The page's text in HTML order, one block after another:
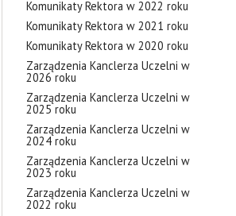
Komunikaty Rektora w 2022 roku
Komunikaty Rektora w 2021 roku
Komunikaty Rektora w 2020 roku
Zarządzenia Kanclerza Uczelni w
2026 roku
Zarządzenia Kanclerza Uczelni w
2025 roku
Zarządzenia Kanclerza Uczelni w
2024 roku
Zarządzenia Kanclerza Uczelni w
2023 roku
Zarządzenia Kanclerza Uczelni w
2022 roku